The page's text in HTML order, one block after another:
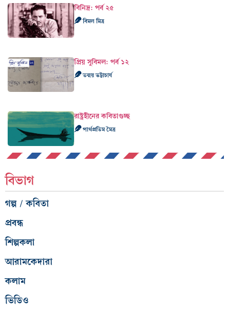
বিনিদ্র: পর্ব ২৫
বিমল মিত্র
প্রিয় সুবিমল: পর্ব ১২
তন্ময় ভট্টাচার্য
রাষ্ট্রহীনের কবিতাগুচ্ছ
পার্থপ্রতিম মৈত্র
বিভাগ
গল্প / কবিতা
প্রবন্ধ
শিল্পকলা
আরামকেদারা
কলাম
ভিডিও